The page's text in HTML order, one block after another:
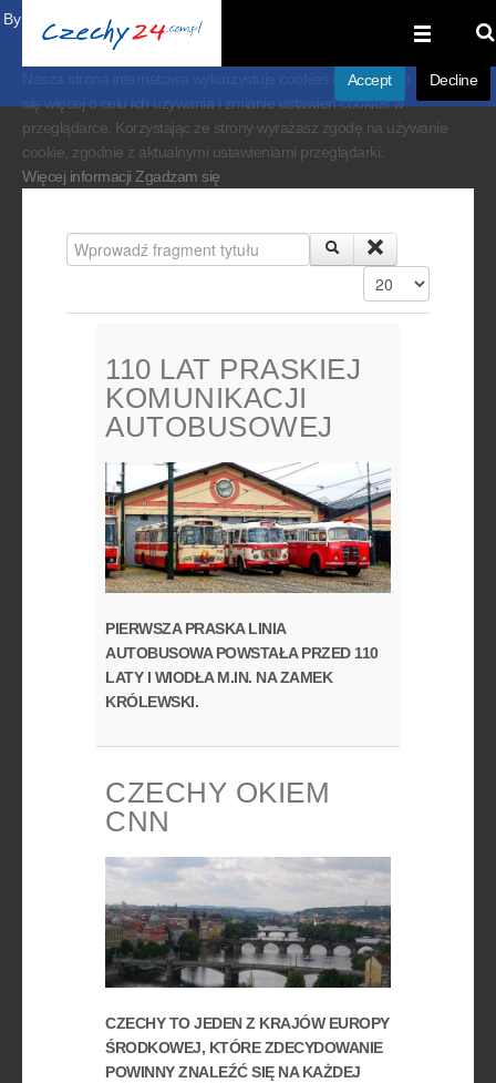
Nasza strona internetowa wykorzystuje cookies (ciasteczka). Dowiedz
się więcej o celu ich używania i zmianie ustawień cookies w
przeglądarce. Korzystając ze strony wyrażasz zgodę na używanie
cookie, zgodnie z aktualnymi ustawieniami przeglądarki.
Więcej informacji Zgadzam się
Wprowadź fragment tytułu
Pokaż #
110 LAT PRASKIEJ
KOMUNIKACJI
AUTOBUSOWEJ
PIERWSZA PRASKA LINIA
AUTOBUSOWA POWSTAŁA PRZED 110
LATY I WIODŁA M.IN. NA ZAMEK
KRÓLEWSKI.
CZECHY OKIEM
CNN
CZECHY TO JEDEN Z KRAJÓW EUROPY
ŚRODKOWEJ, KTÓRE ZDECYDOWANIE
POWINNY ZNALEŹĆ SIĘ NA KAŻDEJ
By visiting our website you agree that we are using cookies to ensure you to
get the best experience.
Accept Decline